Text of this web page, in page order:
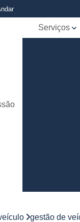
Serviços
gestão de